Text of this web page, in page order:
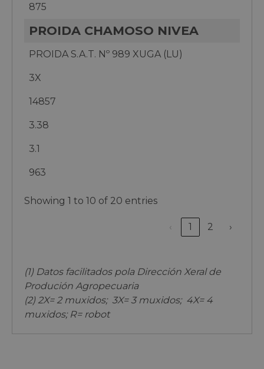
875
PROIDA CHAMOSO NIVEA
PROIDA S.A.T. Nº 989 XUGA (LU)
3X
14857
3.38
3.1
963
Showing 1 to 10 of 20 entries
‹ 1 2 ›
(1) Datos facilitados pola Dirección Xeral de
Produción Agropecuaria
(2) 2X= 2 muxidos; 3X= 3 muxidos; 4X= 4
muxidos; R= robot